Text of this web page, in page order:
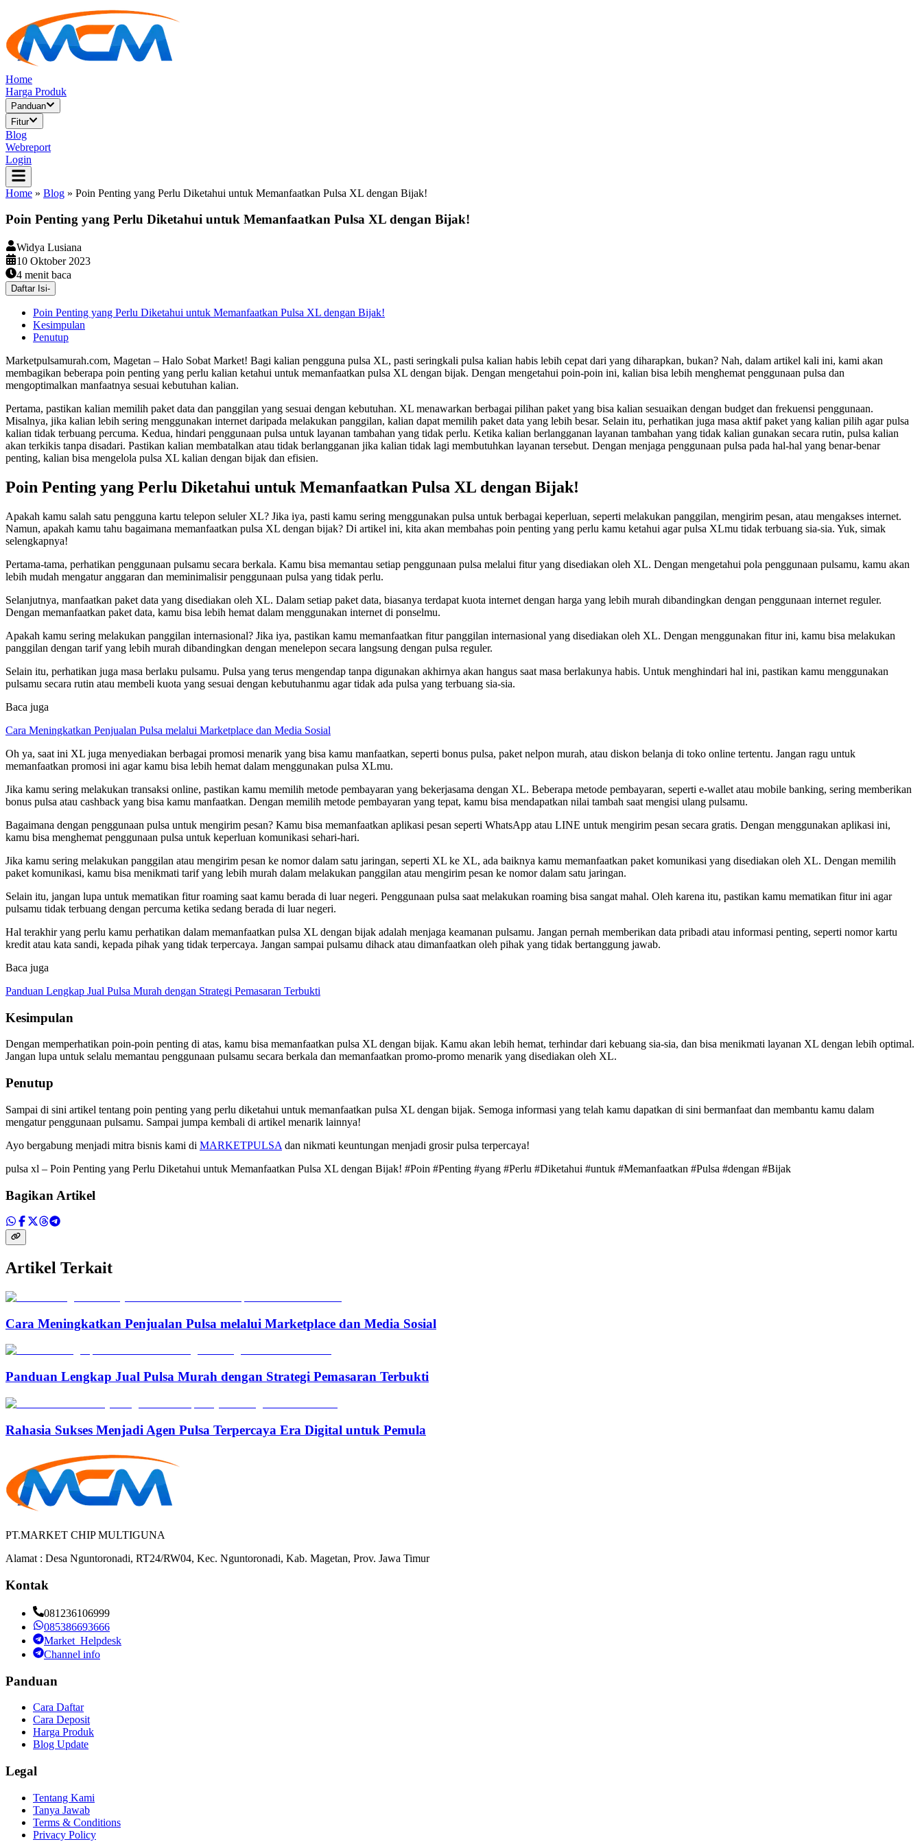
Home
Harga Produk
Panduan
Fitur
Blog
Webreport
Login
Home » Blog » Poin Penting yang Perlu Diketahui untuk Memanfaatkan Pulsa XL dengan Bijak!
Poin Penting yang Perlu Diketahui untuk Memanfaatkan Pulsa XL dengan Bijak!
Widya Lusiana
10 Oktober 2023
4 menit baca
Daftar Isi-
Poin Penting yang Perlu Diketahui untuk Memanfaatkan Pulsa XL dengan Bijak!
Kesimpulan
Penutup
Marketpulsamurah.com, Magetan – Halo Sobat Market! Bagi kalian pengguna pulsa XL, pasti seringkali pulsa kalian habis lebih cepat dari yang diharapkan, bukan? Nah, dalam artikel kali ini, kami akan
membagikan beberapa poin penting yang perlu kalian ketahui untuk memanfaatkan pulsa XL dengan bijak. Dengan mengetahui poin-poin ini, kalian bisa lebih menghemat penggunaan pulsa dan
mengoptimalkan manfaatnya sesuai kebutuhan kalian.
Pertama, pastikan kalian memilih paket data dan panggilan yang sesuai dengan kebutuhan. XL menawarkan berbagai pilihan paket yang bisa kalian sesuaikan dengan budget dan frekuensi penggunaan.
Misalnya, jika kalian lebih sering menggunakan internet daripada melakukan panggilan, kalian dapat memilih paket data yang lebih besar. Selain itu, perhatikan juga masa aktif paket yang kalian pilih agar pulsa
kalian tidak terbuang percuma. Kedua, hindari penggunaan pulsa untuk layanan tambahan yang tidak perlu. Ketika kalian berlangganan layanan tambahan yang tidak kalian gunakan secara rutin, pulsa kalian
akan terkikis tanpa disadari. Pastikan kalian membatalkan atau tidak berlangganan jika kalian tidak lagi membutuhkan layanan tersebut. Dengan menjaga penggunaan pulsa pada hal-hal yang benar-benar
penting, kalian bisa mengelola pulsa XL kalian dengan bijak dan efisien.
Poin Penting yang Perlu Diketahui untuk Memanfaatkan Pulsa XL dengan Bijak!
Apakah kamu salah satu pengguna kartu telepon seluler XL? Jika iya, pasti kamu sering menggunakan pulsa untuk berbagai keperluan, seperti melakukan panggilan, mengirim pesan, atau mengakses internet.
Namun, apakah kamu tahu bagaimana memanfaatkan pulsa XL dengan bijak? Di artikel ini, kita akan membahas poin penting yang perlu kamu ketahui agar pulsa XLmu tidak terbuang sia-sia. Yuk, simak
selengkapnya!
Pertama-tama, perhatikan penggunaan pulsamu secara berkala. Kamu bisa memantau setiap penggunaan pulsa melalui fitur yang disediakan oleh XL. Dengan mengetahui pola penggunaan pulsamu, kamu akan
lebih mudah mengatur anggaran dan meminimalisir penggunaan pulsa yang tidak perlu.
Selanjutnya, manfaatkan paket data yang disediakan oleh XL. Dalam setiap paket data, biasanya terdapat kuota internet dengan harga yang lebih murah dibandingkan dengan penggunaan internet reguler.
Dengan memanfaatkan paket data, kamu bisa lebih hemat dalam menggunakan internet di ponselmu.
Apakah kamu sering melakukan panggilan internasional? Jika iya, pastikan kamu memanfaatkan fitur panggilan internasional yang disediakan oleh XL. Dengan menggunakan fitur ini, kamu bisa melakukan
panggilan dengan tarif yang lebih murah dibandingkan dengan menelepon secara langsung dengan pulsa reguler.
Selain itu, perhatikan juga masa berlaku pulsamu. Pulsa yang terus mengendap tanpa digunakan akhirnya akan hangus saat masa berlakunya habis. Untuk menghindari hal ini, pastikan kamu menggunakan
pulsamu secara rutin atau membeli kuota yang sesuai dengan kebutuhanmu agar tidak ada pulsa yang terbuang sia-sia.
Baca juga
Cara Meningkatkan Penjualan Pulsa melalui Marketplace dan Media Sosial
Oh ya, saat ini XL juga menyediakan berbagai promosi menarik yang bisa kamu manfaatkan, seperti bonus pulsa, paket nelpon murah, atau diskon belanja di toko online tertentu. Jangan ragu untuk
memanfaatkan promosi ini agar kamu bisa lebih hemat dalam menggunakan pulsa XLmu.
Jika kamu sering melakukan transaksi online, pastikan kamu memilih metode pembayaran yang bekerjasama dengan XL. Beberapa metode pembayaran, seperti e-wallet atau mobile banking, sering memberikan
bonus pulsa atau cashback yang bisa kamu manfaatkan. Dengan memilih metode pembayaran yang tepat, kamu bisa mendapatkan nilai tambah saat mengisi ulang pulsamu.
Bagaimana dengan penggunaan pulsa untuk mengirim pesan? Kamu bisa memanfaatkan aplikasi pesan seperti WhatsApp atau LINE untuk mengirim pesan secara gratis. Dengan menggunakan aplikasi ini,
kamu bisa menghemat penggunaan pulsa untuk keperluan komunikasi sehari-hari.
Jika kamu sering melakukan panggilan atau mengirim pesan ke nomor dalam satu jaringan, seperti XL ke XL, ada baiknya kamu memanfaatkan paket komunikasi yang disediakan oleh XL. Dengan memilih
paket komunikasi, kamu bisa menikmati tarif yang lebih murah dalam melakukan panggilan atau mengirim pesan ke nomor dalam satu jaringan.
Selain itu, jangan lupa untuk mematikan fitur roaming saat kamu berada di luar negeri. Penggunaan pulsa saat melakukan roaming bisa sangat mahal. Oleh karena itu, pastikan kamu mematikan fitur ini agar
pulsamu tidak terbuang dengan percuma ketika sedang berada di luar negeri.
Hal terakhir yang perlu kamu perhatikan dalam memanfaatkan pulsa XL dengan bijak adalah menjaga keamanan pulsamu. Jangan pernah memberikan data pribadi atau informasi penting, seperti nomor kartu
kredit atau kata sandi, kepada pihak yang tidak terpercaya. Jangan sampai pulsamu dihack atau dimanfaatkan oleh pihak yang tidak bertanggung jawab.
Baca juga
Panduan Lengkap Jual Pulsa Murah dengan Strategi Pemasaran Terbukti
Kesimpulan
Dengan memperhatikan poin-poin penting di atas, kamu bisa memanfaatkan pulsa XL dengan bijak. Kamu akan lebih hemat, terhindar dari kebuang sia-sia, dan bisa menikmati layanan XL dengan lebih optimal.
Jangan lupa untuk selalu memantau penggunaan pulsamu secara berkala dan memanfaatkan promo-promo menarik yang disediakan oleh XL.
Penutup
Sampai di sini artikel tentang poin penting yang perlu diketahui untuk memanfaatkan pulsa XL dengan bijak. Semoga informasi yang telah kamu dapatkan di sini bermanfaat dan membantu kamu dalam
mengatur penggunaan pulsamu. Sampai jumpa kembali di artikel menarik lainnya!
Ayo bergabung menjadi mitra bisnis kami di MARKETPULSA dan nikmati keuntungan menjadi grosir pulsa terpercaya!
pulsa xl – Poin Penting yang Perlu Diketahui untuk Memanfaatkan Pulsa XL dengan Bijak! #Poin #Penting #yang #Perlu #Diketahui #untuk #Memanfaatkan #Pulsa #dengan #Bijak
Bagikan Artikel
Artikel Terkait
Cara Meningkatkan Penjualan Pulsa melalui Marketplace dan Media Sosial
Panduan Lengkap Jual Pulsa Murah dengan Strategi Pemasaran Terbukti
Rahasia Sukses Menjadi Agen Pulsa Terpercaya Era Digital untuk Pemula
PT.MARKET CHIP MULTIGUNA
Alamat : Desa Nguntoronadi, RT24/RW04, Kec. Nguntoronadi, Kab. Magetan, Prov. Jawa Timur
Kontak
081236106999
085386693666
Market_Helpdesk
Channel info
Panduan
Cara Daftar
Cara Deposit
Harga Produk
Blog Update
Legal
Tentang Kami
Tanya Jawab
Terms & Conditions
Privacy Policy